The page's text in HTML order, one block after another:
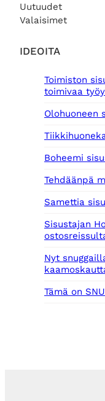
Uutuudet
Valaisimet
IDEOITA
Toimiston
toimivaa
Olohuoneen
Boheemi
Tehdäänpä
Samettia
Sisustajan
Nyt
Tämä on